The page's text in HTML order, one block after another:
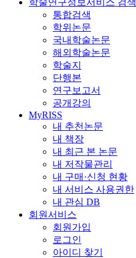
통합검색
학위논문
국내학술논문
해외학술논문
학술지
단행본
연구보고서
공개강의
MyRISS
내 추천논문
내 책장
내 최근 본 논문
내 저작물관리
내 구매·신청 현황
내 서비스 사용권한
내 관심 DB
회원서비스
회원가입
로그인
아이디 찾기